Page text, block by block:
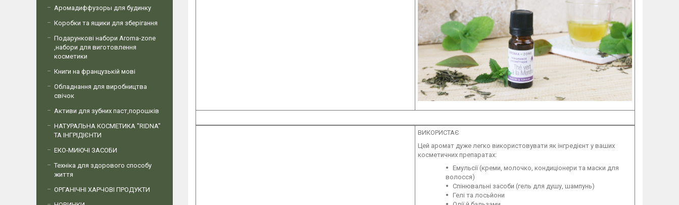
ВИКОРИСТАЄ
Цей аромат дуже легко використовувати як інгредієнт у ваших
косметичних препаратах:
Емульсії (креми, молочко, кондиціонери та маски для
волосся)
Спінювальні засоби (гель для душу, шампунь)
Гелі та лосьйони
Аромадиффузоры для будинку
Коробки та ящики для зберігання
Подарункові набори Aroma-zone
,набори для виготовлення
косметики
Книги на французькій мові
Обладнання для виробництва
свічок
Активи для зубних паст,порошків
НАТУРАЛЬНА КОСМЕТИКА "RIDNA"
ТА ІНГРІДІЄНТИ
ЕКО-МИЮЧІ ЗАСОБИ
Техніка для здорового способу
життя
ОРГАНІЧНІ ХАРЧОВІ ПРОДУКТИ